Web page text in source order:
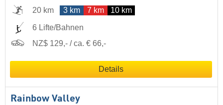
20 km
3 km 7 km 10 km
6 Lifte/Bahnen
NZ$ 129,- / ca. € 66,-
Details
Rainbow Valley